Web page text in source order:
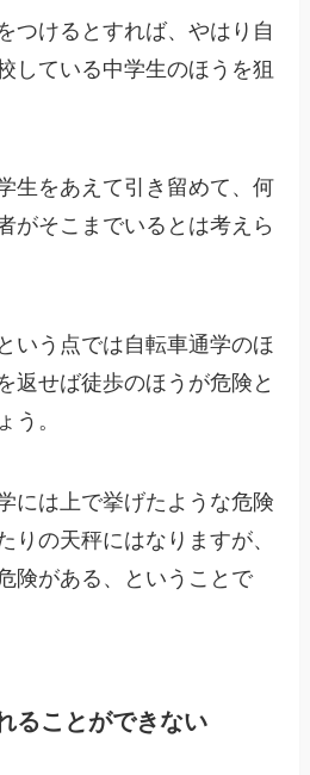
つけるとすれば、やはり自
している中学生のほうを狙
生をあえて引き留めて、何
がそこまでいるとは考えら
いう点では自転車通学のほ
返せば徒歩のほうが危険と
う。
には上で挙げたような危険
りの天秤にはなりますが、
険がある、ということで
ることができない